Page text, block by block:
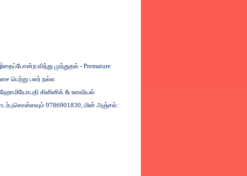
விந்து முந்துதல் - Premature
பெற்று பலர் நல்ல
ஹோமியோபதி கிளினிக்& உளவியல்
9786901830, மின் அஞ்சல்: